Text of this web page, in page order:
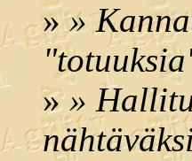
»»
» »